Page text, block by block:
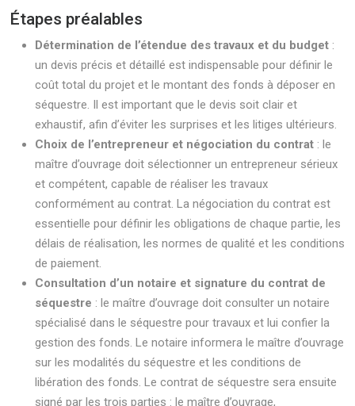
Étapes préalables
Détermination de l’étendue des travaux et du budget :
un devis précis et détaillé est indispensable pour définir le
coût total du projet et le montant des fonds à déposer en
séquestre. Il est important que le devis soit clair et
exhaustif, afin d’éviter les surprises et les litiges ultérieurs.
Choix de l’entrepreneur et négociation du contrat : le
maître d’ouvrage doit sélectionner un entrepreneur sérieux
et compétent, capable de réaliser les travaux
conformément au contrat. La négociation du contrat est
essentielle pour définir les obligations de chaque partie, les
délais de réalisation, les normes de qualité et les conditions
de paiement.
Consultation d’un notaire et signature du contrat de
séquestre : le maître d’ouvrage doit consulter un notaire
spécialisé dans le séquestre pour travaux et lui confier la
gestion des fonds. Le notaire informera le maître d’ouvrage
sur les modalités du séquestre et les conditions de
libération des fonds. Le contrat de séquestre sera ensuite
signé par les trois parties : le maître d’ouvrage,